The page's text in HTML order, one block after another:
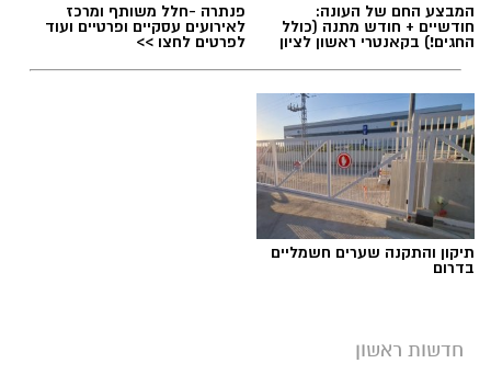
המבצע החם של העונה:
חודשיים + חודש מתנה (כולל
החגים!) בקאנטרי ראשון לציון
פנתרה -חלל משותף ומרכז
לאירועים עסקיים ופרטיים ועוד
לפרטים לחצו >>
תיקון והתקנה שערים חשמליים
בדרום
חדשות ראשון